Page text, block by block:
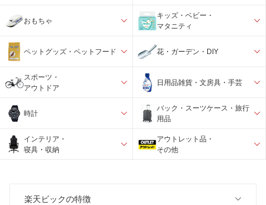
おもちゃ
キッズ・ベビー・
マタニティ
ペットグッズ・ペットフード 花・ガーデン・DIY
スポーツ・
アウトドア
日用品雑貨・文房具・手芸
時計
バック・スーツケース・旅行
用品
インテリア・
寝具・収納
アウトレット品・
その他
楽天ビックの特徴